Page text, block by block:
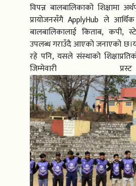
विपन्न बालबालिकाको शिक्षामा
प्रायोजनसँगै ApplyHub ले
बालबालिकालाई किताब, कपी,
उपलब्ध गराउँदै आएको जनाएको
रहे पनि, यसले संस्थाको
जिम्मेवारी